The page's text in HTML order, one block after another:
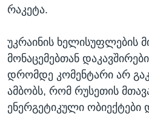
რაკეტა.
უკრაინის ხელისუფლების
მონაცემებთან
დრომდე კომენტარი არ
ამბობს, რომ რუსეთის
ენერგეტიკული